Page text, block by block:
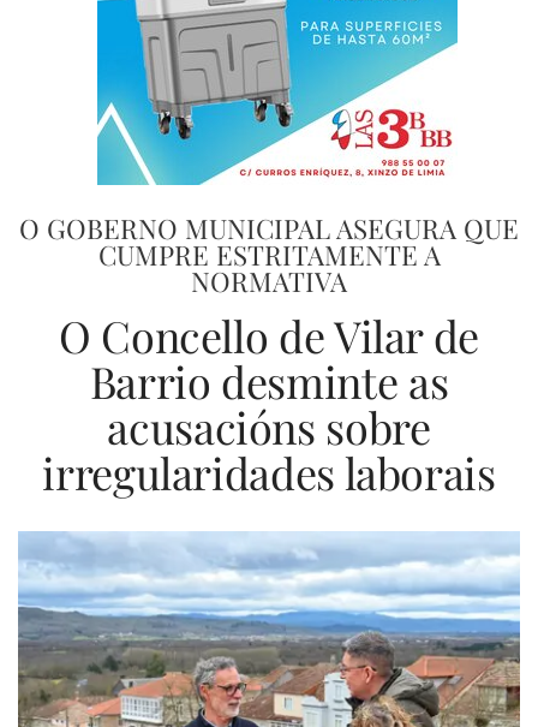
O GOBERNO MUNICIPAL ASEGURA QUE
CUMPRE ESTRITAMENTE A
NORMATIVA
O Concello de Vilar de
Barrio desminte as
acusacións sobre
irregularidades laborais